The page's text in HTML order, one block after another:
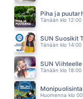
BOY MEETS GIRL
22.13
Piha ja
Tänään klo
SUN Suosikit
Tänään klo
SUN
Tänään klo
Huomenna klo